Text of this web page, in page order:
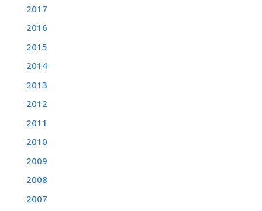
2017
2016
2015
2014
2013
2012
2011
2010
2009
2008
2007